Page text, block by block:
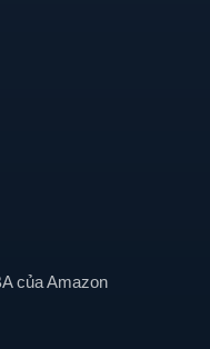
của Amazon